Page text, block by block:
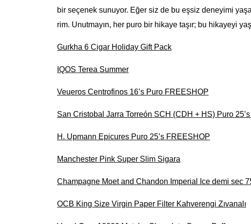
bir seçenek sunuyor. Eğer siz de bu eşsiz deneyimi
rim. Unutmayın, her puro bir hikaye taşır; bu hikayeyi
Gurkha 6 Cigar Holiday Gift Pack
IQOS Terea Summer
Veueros Centrofinos 16’s Puro FREESHOP
San Cristobal Jarra Torreón SCH (CDH + HS) Puro
H. Upmann Epicures Puro 25’s FREESHOP
Manchester Pink Super Slim Sigara
Champagne Moet and Chandon Imperial Ice demi sec
OCB King Size Virgin Paper Filter Kahverengi Zıvanalı